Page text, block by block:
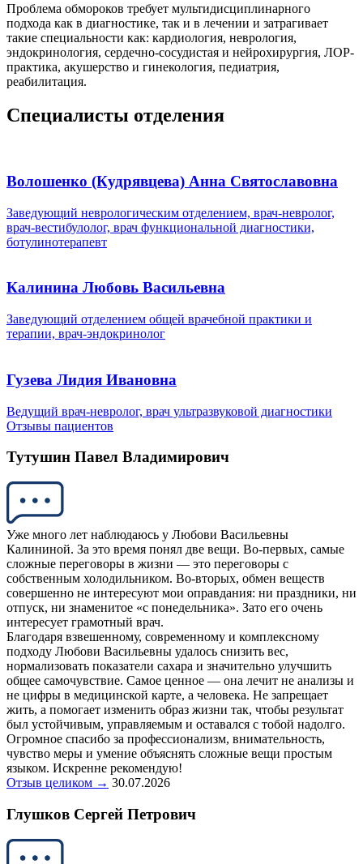
Проблема обмороков требует мультидисциплинарного
подхода как в диагностике, так и в лечении и затрагивает
такие специальности как: кардиология, неврология,
эндокринология, сердечно-сосудистая и нейрохирургия, ЛОР-
практика, акушерство и гинекология, педиатрия,
реабилитация.
Специалисты отделения
Волошенко (Кудрявцева) Анна Святославовна
Заведующий неврологическим отделением, врач-невролог,
врач-вестибулолог, врач функциональной диагностики,
ботулинотерапевт
Калинина Любовь Васильевна
Заведующий отделением общей врачебной практики и
терапии, врач-эндокринолог
Гузева Лидия Ивановна
Ведущий врач-невролог, врач ультразвуковой диагностики
Отзывы пациентов
Тутушин Павел Владимирович
Уже много лет наблюдаюсь у Любови Васильевны
Калининой. За это время понял две вещи. Во-первых, самые
сложные переговоры в жизни — это переговоры с
собственным холодильником. Во-вторых, обмен веществ
совершенно не интересуют мои оправдания: ни праздники, ни
отпуск, ни знаменитое «с понедельника». Зато его очень
интересует грамотный врач.
Благодаря взвешенному, современному и комплексному
подходу Любови Васильевны удалось снизить вес,
нормализовать показатели сахара и значительно улучшить
общее самочувствие. Самое ценное — она лечит не анализы и
не цифры в медицинской карте, а человека. Не запрещает
жить, а помогает изменить образ жизни так, чтобы результат
был устойчивым, управляемым и оставался с тобой надолго.
Огромное спасибо за профессионализм, внимательность,
чувство меры и умение объяснять сложные вещи простым
языком. Искренне рекомендую!
Отзыв целиком → 30.07.2026
Глушков Сергей Петрович